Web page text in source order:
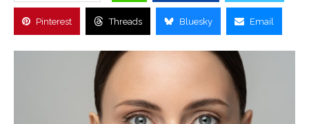
Pinterest Threads Bluesky Email